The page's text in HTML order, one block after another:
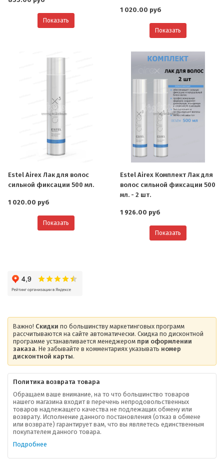
Показать
1 020.00 руб
Показать
Estel Airex Лак для волос
сильной фиксации 500 мл.
1 020.00 руб
Показать
Estel Airex Комплект Лак для
волос сильной фиксации 500
мл. - 2 шт.
1 926.00 руб
Показать
Важно! Скидки по большинству маркетинговых программ
рассчитываются на сайте автоматически. Скидка по дисконтной
программе устанавливается менеджером при оформлении
заказа. Не забывайте в комментариях указывать номер
дисконтной карты.
Политика возврата товара
Обращаем ваше внимание, на то что большинство товаров
нашего магазина входит в перечень непродовольственных
товаров надлежащего качества не подлежащих обмену или
возврату. Исполнение данного постановления (отказ в обмене
или возврате) гарантирует вам, что вы являетесь единственным
покупателем данного товара.
Подробнее
О компании
Ваша скидка
Контактная информация